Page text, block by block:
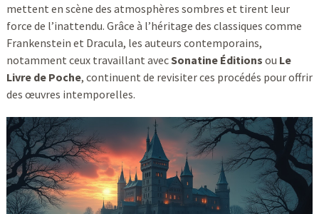
mettent en scène des atmosphères sombres et tirent leur
force de l’inattendu. Grâce à l’héritage des classiques comme
Frankenstein et Dracula, les auteurs contemporains,
notamment ceux travaillant avecSonatine Éditions ou Le
Livre de Poche, continuent de revisiter ces procédés pour offrir
des œuvres intemporelles.